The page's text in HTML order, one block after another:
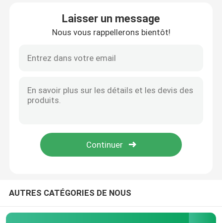
Au sujet de nous
Visite d'usine
Contrôle de qualité
Nouvelles
Laisser un message
Nous vous rappellerons bientôt!
AUTRES CATÉGORIES DE NOUS